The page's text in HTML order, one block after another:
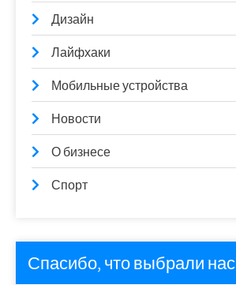
Дизайн
Лайфхаки
Мобильные устройства
Новости
О бизнесе
Спорт
Спасибо, что выбрали нас